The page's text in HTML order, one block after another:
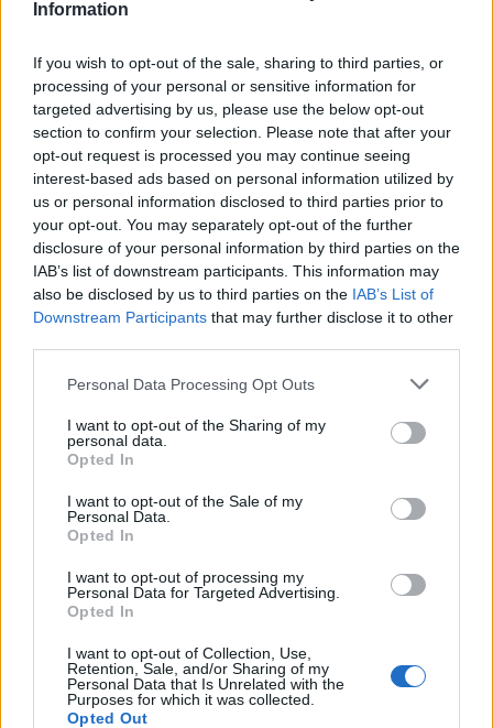
Information
If you wish to opt-out of the sale, sharing to third parties, or
processing of your personal or sensitive information for
targeted advertising by us, please use the below opt-out
section to confirm your selection. Please note that after your
opt-out request is processed you may continue seeing
interest-based ads based on personal information utilized by
us or personal information disclosed to third parties prior to
your opt-out. You may separately opt-out of the further
disclosure of your personal information by third parties on the
IAB’s list of downstream participants. This information may
also be disclosed by us to third parties on the IAB’s List of
Downstream Participants that may further disclose it to other
Personal Data Processing Opt Outs
I want to opt-out of the Sharing of my
personal data.
Opted In
I want to opt-out of the Sale of my
Personal Data.
Opted In
I want to opt-out of processing my
Personal Data for Targeted Advertising.
Opted In
I want to opt-out of Collection, Use,
Retention, Sale, and/or Sharing of my
Personal Data that Is Unrelated with the
Purposes for which it was collected.
Opted Out
Δείτε Ακόμη
Πάνω από 100 μωρά έχουν γεννηθεί
μέσω εξωσωματικής, με την
υποστήριξη...
27 Φεβρουαρίου 2026
Έφυγε από τη ζωή η Δέσποινα Γκίνη του
Πανελληνίου Συλλόγου Κυστικής...
27 Φεβρουαρίου 2026
καρκίνος του...
Εξέλιξη Ζωής – Ένα Gala για τα παιδιά
που η ενηλικίωση...